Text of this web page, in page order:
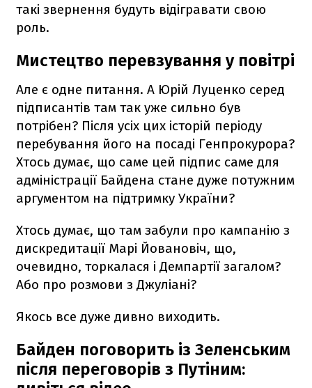
такі звернення будуть відігравати свою
роль.
Мистецтво перевзування у повітрі
Але є одне питання. А Юрій Луценко серед
підписантів там так уже сильно був
потрібен? Після усіх цих історій періоду
перебування його на посаді Генпрокурора?
Хтось думає, що саме цей підпис саме для
адміністрації Байдена стане дуже потужним
аргументом на підтримку України?
Хтось думає, що там забули про кампанію з
дискредитації Марі Йовановіч, що,
очевидно, торкалася і Демпартії загалом?
Або про розмови з Джуліані?
Якось все дуже дивно виходить.
Байден поговорить із Зеленським
після переговорів з Путіним: